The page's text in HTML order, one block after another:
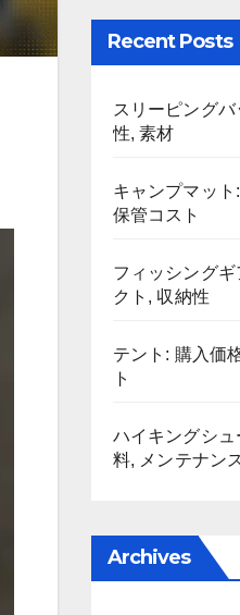
Recent Posts
スリーピング
性, 素材
キャンプマッ
保管コスト
フィッシング
クト, 収納性
テント: 購入価
ト
ハイキングシ
料, メンテナン
Archives